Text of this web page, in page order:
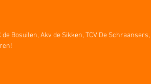
de Bosuilen, Akv de Sikken, TCV De